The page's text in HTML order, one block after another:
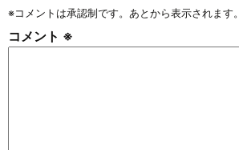
※コメントは承認制です。あとから表示されます。
コメント ※